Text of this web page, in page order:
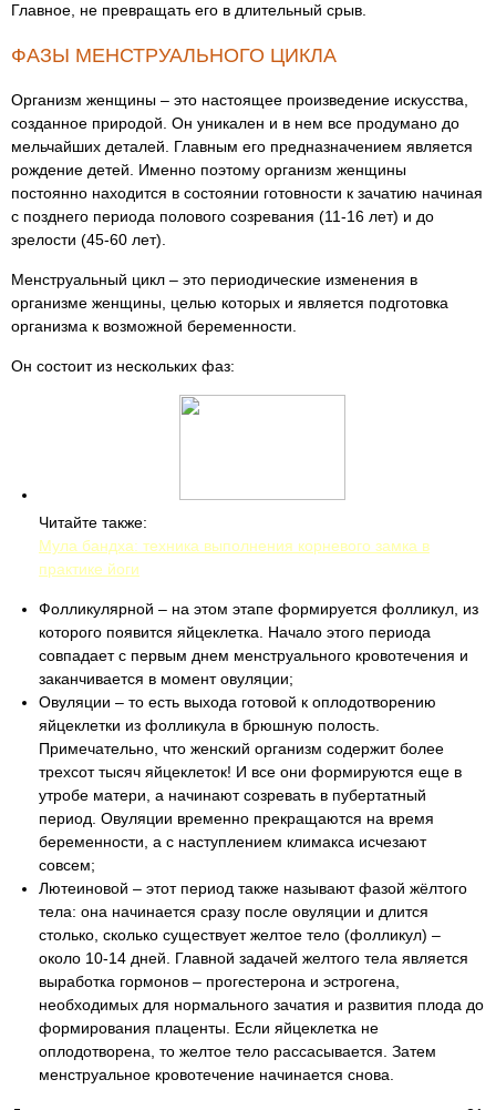
Главное, не превращать его в длительный срыв.
ФАЗЫ МЕНСТРУАЛЬНОГО ЦИКЛА
Организм женщины – это настоящее произведение искусства,
созданное природой. Он уникален и в нем все продумано до
мельчайших деталей. Главным его предназначением является
рождение детей. Именно поэтому организм женщины
постоянно находится в состоянии готовности к зачатию начиная
с позднего периода полового созревания (11-16 лет) и до
зрелости (45-60 лет).
Менструальный цикл – это периодические изменения в
организме женщины, целью которых и является подготовка
организма к возможной беременности.
Он состоит из нескольких фаз:
Читайте также:
Мула бандха: техника выполнения корневого замка в
практике йоги
Фолликулярной – на этом этапе формируется фолликул, из
которого появится яйцеклетка. Начало этого периода
совпадает с первым днем менструального кровотечения и
заканчивается в момент овуляции;
Овуляции – то есть выхода готовой к оплодотворению
яйцеклетки из фолликула в брюшную полость.
Примечательно, что женский организм содержит более
трехсот тысяч яйцеклеток! И все они формируются еще в
утробе матери, а начинают созревать в пубертатный
период. Овуляции временно прекращаются на время
беременности, а с наступлением климакса исчезают
совсем;
Лютеиновой – этот период также называют фазой жёлтого
тела: она начинается сразу после овуляции и длится
столько, сколько существует желтое тело (фолликул) –
около 10-14 дней. Главной задачей желтого тела является
выработка гормонов – прогестерона и эстрогена,
необходимых для нормального зачатия и развития плода до
формирования плаценты. Если яйцеклетка не
оплодотворена, то желтое тело рассасывается. Затем
менструальное кровотечение начинается снова.